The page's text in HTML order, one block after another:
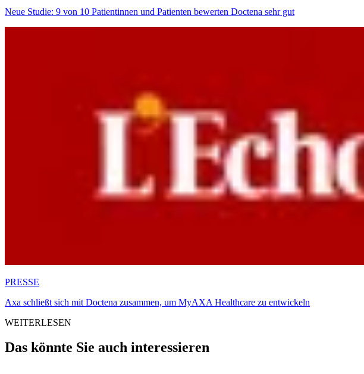
Neue Studie: 9 von 10 Patientinnen und Patienten bewerten Doctena sehr gut
PRESSE
Axa schließt sich mit Doctena zusammen, um MyAXA Healthcare zu entwickeln
WEITERLESEN
Das könnte Sie auch interessieren